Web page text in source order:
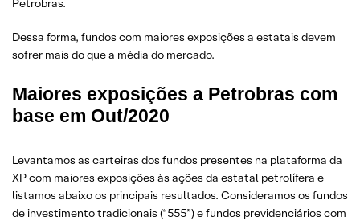
Petrobras.
Dessa forma, fundos com maiores exposições a estatais devem
sofrer mais do que a média do mercado.
Maiores exposições a Petrobras com
base em Out/2020
Levantamos as carteiras dos fundos presentes na plataforma da
XP com maiores exposições às ações da estatal petrolífera e
listamos abaixo os principais resultados. Consideramos os fundos
de investimento tradicionais (“555”) e fundos previdenciários com